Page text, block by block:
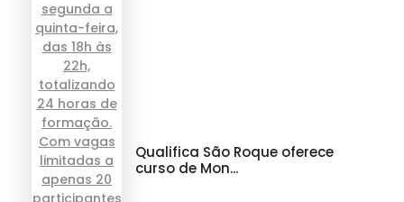
Qualifica São Roque oferece
curso de Mon...